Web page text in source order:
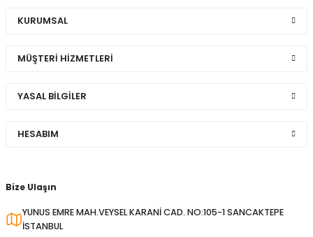
Bize Ulaşın
YUNUS EMRE MAH.VEYSEL KARANİ CAD. NO:105-1 SANCAKTEPE
İSTANBUL
KURUMSAL
MÜŞTERİ HİZMETLERİ
YASAL BİLGİLER
HESABIM